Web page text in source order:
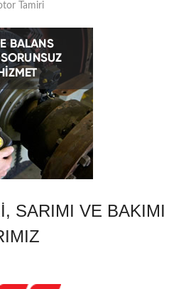
Tamiri
SARIMI VE BAKIMI